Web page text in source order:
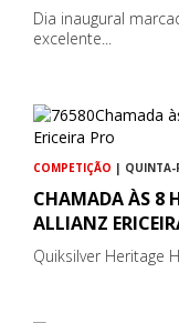
Dia inaugural
excelente...
COMPETIÇÃO | QUINTA-
CHAMADA ÀS 8
ALLIANZ
Quiksilver Heritage